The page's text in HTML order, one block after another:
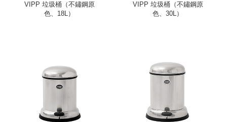
VIPP 垃圾桶（不鏽鋼原
色、18L）
VIPP 垃圾桶（不鏽鋼原
色、30L）